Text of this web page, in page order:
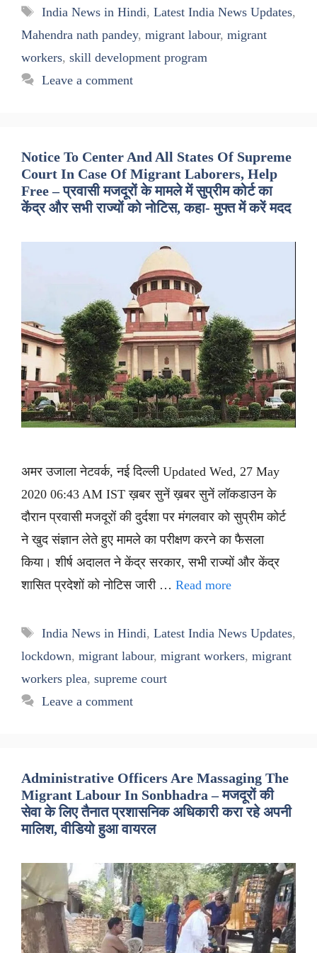
Tags
India News in Hindi, Latest India News Updates,
Mahendra nath pandey, migrant labour, migrant
workers, skill development program
Leave a comment
Notice To Center And All States Of Supreme
Court In Case Of Migrant Laborers, Help
Free – प्रवासी मजदूरों के मामले में सुप्रीम कोर्ट का
केंद्र और सभी राज्यों को नोटिस, कहा- मुफ्त में करें मदद
अमर उजाला नेटवर्क, नई दिल्ली Updated Wed, 27 May
2020 06:43 AM IST ख़बर सुनें ख़बर सुनें लॉकडाउन के
दौरान प्रवासी मजदूरों की दुर्दशा पर मंगलवार को सुप्रीम कोर्ट
ने खुद संज्ञान लेते हुए मामले का परीक्षण करने का फैसला
किया। शीर्ष अदालत ने केंद्र सरकार, सभी राज्यों और केंद्र
शासित प्रदेशों को नोटिस जारी … Read more
Tags
India News in Hindi, Latest India News Updates,
lockdown, migrant labour, migrant workers, migrant
workers plea, supreme court
Leave a comment
Administrative Officers Are Massaging The
Migrant Labour In Sonbhadra – मजदूरों की
सेवा के लिए तैनात प्रशासनिक अधिकारी करा रहे अपनी
मालिश, वीडियो हुआ वायरल